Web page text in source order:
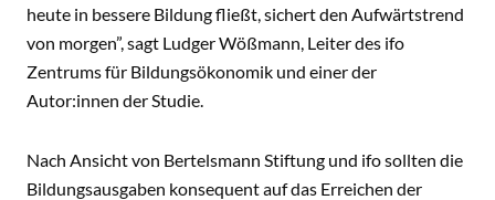
heute in bessere Bildung fließt, sichert den Aufwärtstrend
von morgen”, sagt Ludger Wößmann, Leiter des ifo
Zentrums für Bildungsökonomik und einer der
Autor:innen der Studie.
Nach Ansicht von Bertelsmann Stiftung und ifo sollten die
Bildungsausgaben konsequent auf das Erreichen der